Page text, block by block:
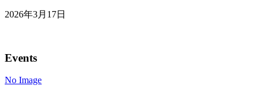
2026年3月17日
Events
No Image